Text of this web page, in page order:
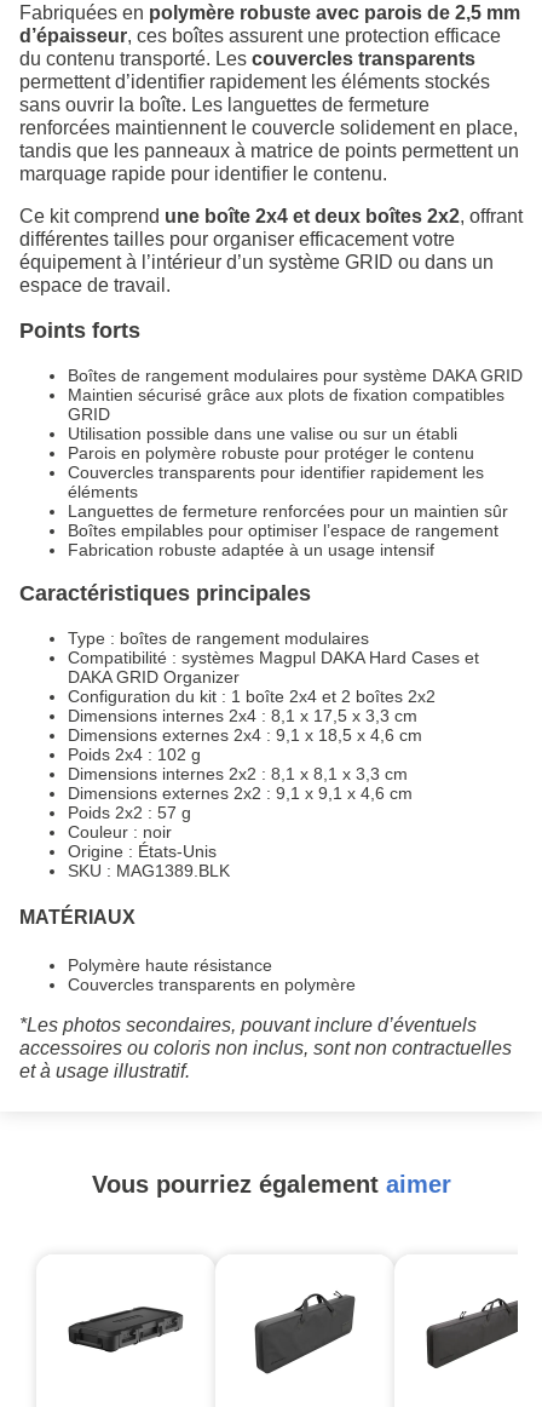
Fabriquées en polymère robuste avec parois de 2,5 mm
d’épaisseur, ces boîtes assurent une protection efficace
du contenu transporté. Les couvercles transparents
permettent d’identifier rapidement les éléments stockés
sans ouvrir la boîte. Les languettes de fermeture
renforcées maintiennent le couvercle solidement en place,
tandis que les panneaux à matrice de points permettent un
marquage rapide pour identifier le contenu.
Ce kit comprend une boîte 2x4 et deux boîtes 2x2, offrant
différentes tailles pour organiser efficacement votre
équipement à l’intérieur d’un système GRID ou dans un
espace de travail.
Points forts
Boîtes de rangement modulaires pour système DAKA GRID
Maintien sécurisé grâce aux plots de fixation compatibles
GRID
Utilisation possible dans une valise ou sur un établi
Parois en polymère robuste pour protéger le contenu
Couvercles transparents pour identifier rapidement les
éléments
Languettes de fermeture renforcées pour un maintien sûr
Boîtes empilables pour optimiser l’espace de rangement
Fabrication robuste adaptée à un usage intensif
Caractéristiques principales
Type : boîtes de rangement modulaires
Compatibilité : systèmes Magpul DAKA Hard Cases et
DAKA GRID Organizer
Configuration du kit : 1 boîte 2x4 et 2 boîtes 2x2
Dimensions internes 2x4 : 8,1 x 17,5 x 3,3 cm
Dimensions externes 2x4 : 9,1 x 18,5 x 4,6 cm
Poids 2x4 : 102 g
Dimensions internes 2x2 : 8,1 x 8,1 x 3,3 cm
Dimensions externes 2x2 : 9,1 x 9,1 x 4,6 cm
Poids 2x2 : 57 g
Couleur : noir
Origine : États-Unis
SKU : MAG1389.BLK
MATÉRIAUX
Polymère haute résistance
Couvercles transparents en polymère
*Les photos secondaires, pouvant inclure d’éventuels
accessoires ou coloris non inclus, sont non contractuelles
et à usage illustratif.
Vous pourriez également aimer